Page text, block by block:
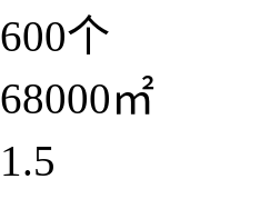
600个
68000㎡
1.5